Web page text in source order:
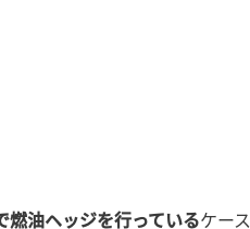
燃油ヘッジを行っているケース